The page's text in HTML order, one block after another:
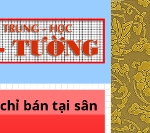
bán tại sân